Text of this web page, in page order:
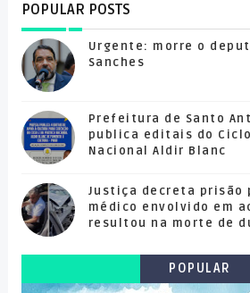
POPULAR POSTS
Urgente: morre o
Sanches
Prefeitura de Santo
publica editais do
Nacional Aldir Blanc
Justiça decreta prisão
médico envolvido em
resultou na morte de
POPULAR